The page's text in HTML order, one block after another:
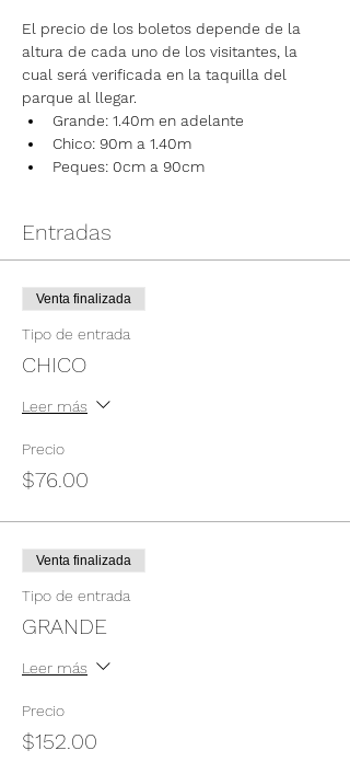
El precio de los boletos depende de la
altura de cada uno de los visitantes, la
cual será verificada en la taquilla del
parque al llegar.
Grande: 1.40m en adelante
Chico: 90m a 1.40m
Peques: 0cm a 90cm
Entradas
Venta finalizada
Tipo de entrada
CHICO
Leer más
Precio
$76.00
Venta finalizada
Tipo de entrada
GRANDE
Leer más
Precio
$152.00